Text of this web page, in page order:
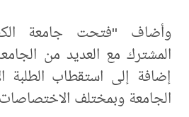
وأضاف "فتحت جامعة
المشترك مع العديد من
إضافة إلى استقطاب الطلبة
الجامعة وبمختلف